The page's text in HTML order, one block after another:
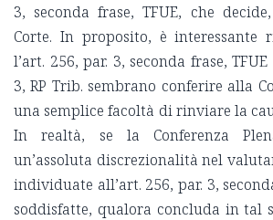
3, seconda frase, TFUE, che
Corte. In proposito, è interessante
l’art. 256, par. 3, seconda frase,
3, RP Trib. sembrano conferire alla
una semplice facoltà di rinviare la
In realtà, se la Conferenza
un’assoluta discrezionalità nel
individuate all’art. 256, par. 3,
soddisfatte, qualora concluda in tal